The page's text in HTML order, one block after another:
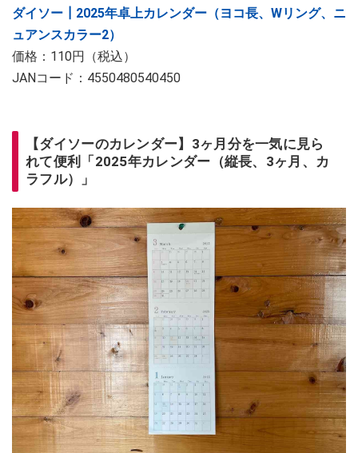
ダイソー┃2025年卓上カレンダー（ヨコ長、Wリング、ニ
ュアンスカラー2）
価格：110円（税込）
JANコード：4550480540450
【ダイソーのカレンダー】3ヶ月分を一気に見ら
れて便利「2025年カレンダー（縦長、3ヶ月、カ
ラフル）」